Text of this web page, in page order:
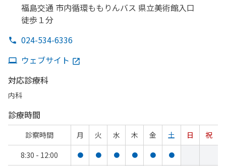
福島交通 市内循環ももりんバス 県立美術館入口
徒歩１分
024-534-6336
ウェブサイト
対応診療科
内科
診療時間
診察時間 月 火 水 木 金 土 日
祝
8:30 - 12:00
● ● ● ● ● ●